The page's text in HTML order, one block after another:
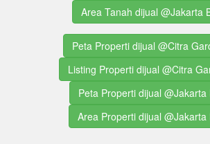
Area Tanah dijual @Jakarta
Peta Properti dijual @Citra
Listing Properti dijual @Citra
Peta Properti dijual @Jakarta
Area Properti dijual @Jakarta